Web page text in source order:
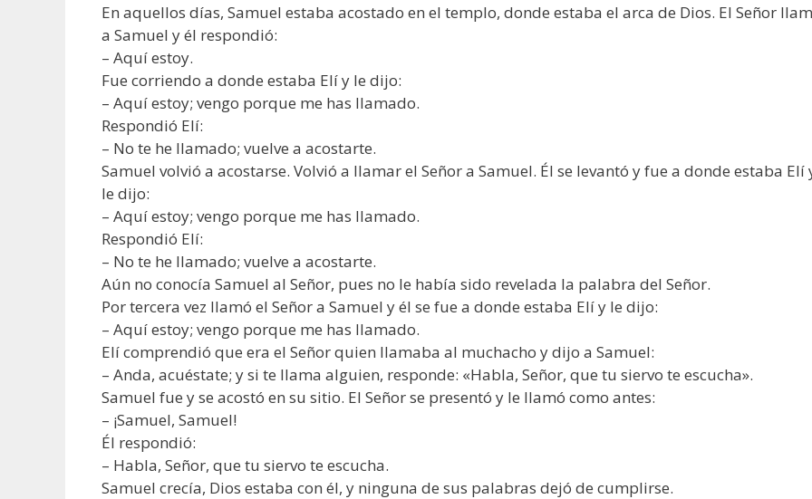
En aquellos días, Samuel estaba acostado en el templo, donde estaba el arca de Dios. El Señor
a Samuel y él respondió:
– Aquí estoy.
Fue corriendo a donde estaba Elí y le dijo:
– Aquí estoy; vengo porque me has llamado.
Respondió Elí:
– No te he llamado; vuelve a acostarte.
Samuel volvió a acostarse. Volvió a llamar el Señor a Samuel. Él se levantó y fue a donde estaba Elí
le dijo:
– Aquí estoy; vengo porque me has llamado.
Respondió Elí:
– No te he llamado; vuelve a acostarte.
Aún no conocía Samuel al Señor, pues no le había sido revelada la palabra del Señor.
Por tercera vez llamó el Señor a Samuel y él se fue a donde estaba Elí y le dijo:
– Aquí estoy; vengo porque me has llamado.
Elí comprendió que era el Señor quien llamaba al muchacho y dijo a Samuel:
– Anda, acuéstate; y si te llama alguien, responde: «Habla, Señor, que tu siervo te escucha».
Samuel fue y se acostó en su sitio. El Señor se presentó y le llamó como antes:
– ¡Samuel, Samuel!
Él respondió:
– Habla, Señor, que tu siervo te escucha.
Samuel crecía, Dios estaba con él, y ninguna de sus palabras dejó de cumplirse.